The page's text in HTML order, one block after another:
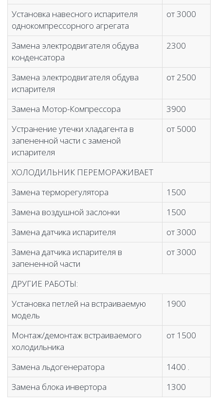
Установка навесного испарителя
однокомпрессорного агрегата
от 3000
Замена электродвигателя обдува
конденсатора
2300
Замена электродвигателя обдува
испарителя
от 2500
Замена Мотор-Компрессора
3900
Устранение утечки хладагента в
запененной части с заменой
испарителя
от 5000
ХОЛОДИЛЬНИК ПЕРЕМОРАЖИВАЕТ
Замена терморегулятора
1500
Замена воздушной заслонки
1500
Замена датчика испарителя
от 3000
Замена датчика испарителя в
запененной части
от 3000
ДРУГИЕ РАБОТЫ:
Установка петлей на встраиваемую
модель
1900
Монтаж/демонтаж встраиваемого
холодильника
от 1500
Замена льдогенератора
1400 .
Замена блока инвертора
1300